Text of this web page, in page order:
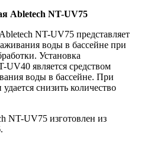
Abletech NT-UV75
NT-UV75 представляет
воды в бассейне при
Установка
UV40 является средством
воды в бассейне. При
снизить количество
NT-UV75 изготовлен из